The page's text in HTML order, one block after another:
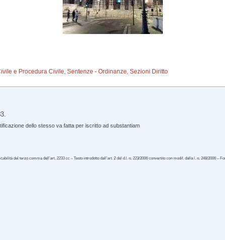
e Procedura Civile,Sentenze - Ordinanze,Sezioni Diritto
dello stesso va fatta per iscritto ad substantiam
del terzo comma dell’art. 2233 cc – Testo introdotto dall’art. 2 del d.l. n. 223/2006 convertito con modif. dalla l. n. 248/2006 –